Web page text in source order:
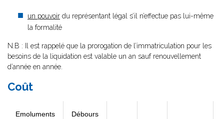
un pouvoir du représentant légal s’il n’effectue pas lui-même
la formalité
N.B : Il est rappelé que la prorogation de l’immatriculation pour les
besoins de la liquidation est valable un an sauf renouvellement
d’année en année.
Coût
Emoluments
Débours